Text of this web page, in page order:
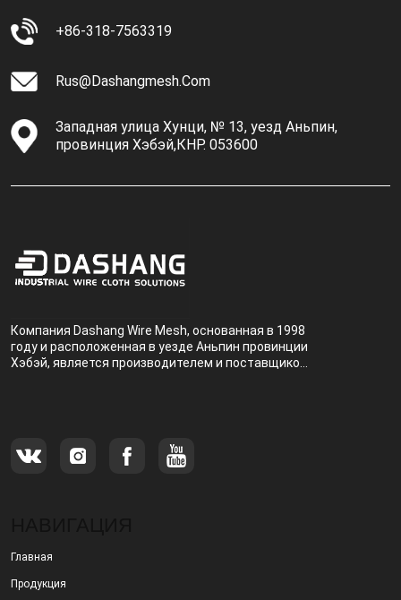
+86-318-7563319
Rus@dashangmesh.com
Западная улица Хунци, № 13, уезд Аньпин,
провинция Хэбэй,КНР. 053600
Компания Dashang Wire Mesh, основанная в 1998
году и расположенная в уезде Аньпин провинции
Хэбэй, является производителем и поставщиком,
Главная
Продукция